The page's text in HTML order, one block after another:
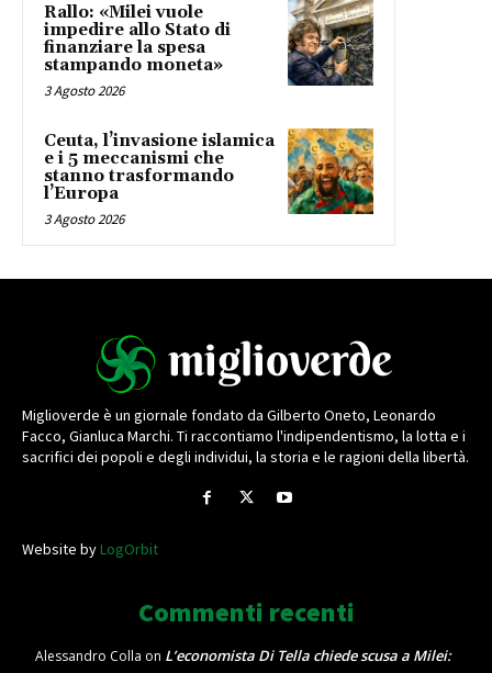
Rallo: «Milei vuole
impedire allo Stato di
finanziare la spesa
stampando moneta»
3 Agosto 2026
Ceuta, l’invasione islamica
e i 5 meccanismi che
stanno trasformando
l’Europa
3 Agosto 2026
Miglioverde è un giornale fondato da Gilberto Oneto, Leonardo
Facco, Gianluca Marchi. Ti raccontiamo l'indipendentismo, la lotta e i
sacrifici dei popoli e degli individui, la storia e le ragioni della libertà.
Website byLogOrbit
Commenti recenti
Alessandro Colla on L’economista Di Tella chiede scusa a Milei: